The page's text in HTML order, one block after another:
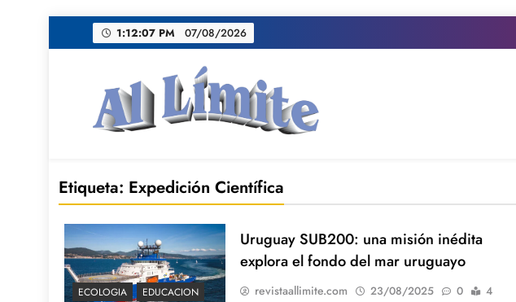
al
1:12:07 PM 07/08/2026
Etiqueta: Expedición Científica
ECOLOGIA
EDUCACION
Uruguay SUB200: una misión inédita
explora el fondo del mar uruguayo
revistaallimite.com 23/08/2025 0
4